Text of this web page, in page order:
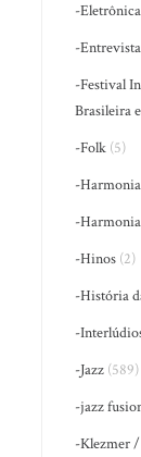
-Eletrônica
-
-Festival
Brasileira
-Folk (5)
-
-
-Hinos (2)
-História
-
-Jazz (589)
-jazz
-Klezmer